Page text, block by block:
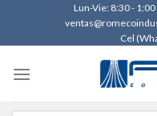
content
Lun-Vie: 8:30 -
Cel